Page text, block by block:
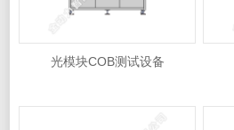
光模块COB测试设备